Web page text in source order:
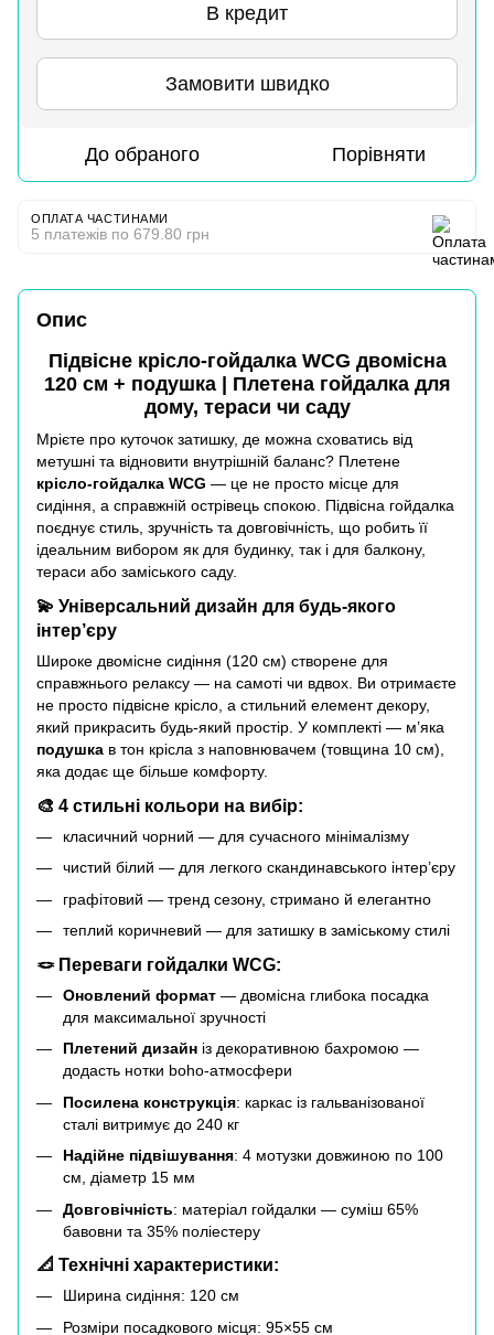
В кредит
Замовити швидко
До обраного Порівняти
ОПЛАТА ЧАСТИНАМИ
5 платежів по 679.80 грн
Опис
Підвісне крісло-гойдалка WCG двомісна
120 см + подушка | Плетена гойдалка для
дому, тераси чи саду
Мрієте про куточок затишку, де можна сховатись від
метушні та відновити внутрішній баланс? Плетене
крісло-гойдалка WCG — це не просто місце для
сидіння, а справжній острівець спокою. Підвісна гойдалка
поєднує стиль, зручність та довговічність, що робить її
ідеальним вибором як для будинку, так і для балкону,
тераси або заміського саду.
💫 Універсальний дизайн для будь-якого
інтер’єру
Широке двомісне сидіння (120 см) створене для
справжнього релаксу — на самоті чи вдвох. Ви отримаєте
не просто підвісне крісло, а стильний елемент декору,
який прикрасить будь-який простір. У комплекті — м’яка
подушка в тон крісла з наповнювачем (товщина 10 см),
яка додає ще більше комфорту.
🎨 4 стильні кольори на вибір:
класичний чорний — для сучасного мінімалізму
чистий білий — для легкого скандинавського інтер’єру
графітовий — тренд сезону, стримано й елегантно
теплий коричневий — для затишку в заміському стилі
🪢 Переваги гойдалки WCG:
Оновлений формат — двомісна глибока посадка
для максимальної зручності
Плетений дизайн із декоративною бахромою —
додасть нотки boho-атмосфери
Посилена конструкція: каркас із гальванізованої
сталі витримує до 240 кг
Надійне підвішування: 4 мотузки довжиною по 100
см, діаметр 15 мм
Довговічність: матеріал гойдалки — суміш 65%
бавовни та 35% поліестеру
📐 Технічні характеристики:
Ширина сидіння: 120 см
Розміри посадкового місця: 95×55 см